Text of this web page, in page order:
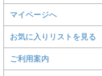
マイページへ
お気に入りリストを見る
ご利用案内